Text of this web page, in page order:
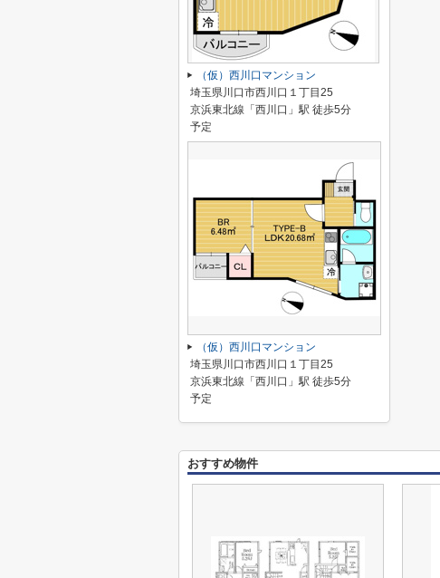
（仮）西川口マンション
埼玉県川口市西川口１丁目25
京浜東北線「西川口」駅 徒歩5分
予定
（仮）西川口マンション
埼玉県川口市西川口１丁目25
京浜東北線「西川口」駅 徒歩5分
予定
おすすめ物件